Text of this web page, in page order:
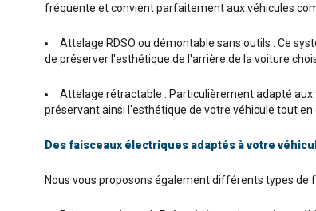
fréquente et convient parfaitement aux véhicules
Attelage RDSO ou démontable sans outils : Ce
de préserver l'esthétique de l'arrière de la voiture
Attelage rétractable : Particulièrement adapté
préservant ainsi l'esthétique de votre véhicule tout
Des faisceaux électriques adaptés à votre
Nous vous proposons également différents types de